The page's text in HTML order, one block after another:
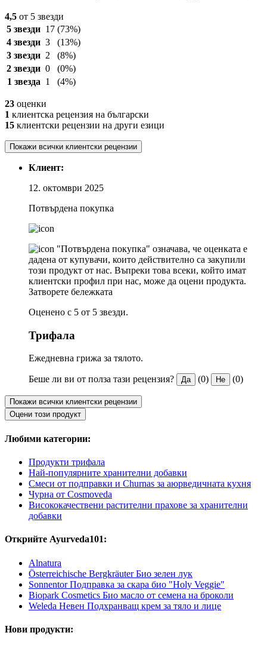
4,5 от 5 звезди
5 звезди 17 (73%)
4 звезди 3
(13%)
3 звезди 2
(8%)
2 звезди 0
(0%)
1 звезда 1 (4%)
23 оценки
1 клиентска рецензия на български
15 клиентски рецензии на други езици
Покажи всички клиентски рецензии
Клиент:
12. октомври 2025
Потвърдена покупка
"Потвърдена покупка" означава, че оценката е
дадена от купувачи, които действително са закупили
този продукт от нас. Въпреки това всеки, който имат
клиентски профил при нас, може да оцени продукта.
Затворете бележката
Оценено с 5 от 5 звезди.
Трифала
Ежедневна грижа за тялото.
Беше ли ви от полза тази рецензия? Да (0) Не (0)
Покажи всички клиентски рецензии
Оцени този продукт
Любими категории:
Продукти трифала
Най-популярните хранителни добавки
Смеси от подправки и Churnas за аюрведичната кухня
Чурна от Cosmoveda
Висококачествени растителни прахове за хранителни
добавки
Открийте Ayurveda101:
Alnatura
Österreichische Bergkräuter Био зелен лук
Sonnentor Подправка за скара био "Holy Veggie"
Biopark Cosmetics Био масло от семена на броколи
Weleda Невен Подхранващ крем за тяло и лице
Нови продукти: